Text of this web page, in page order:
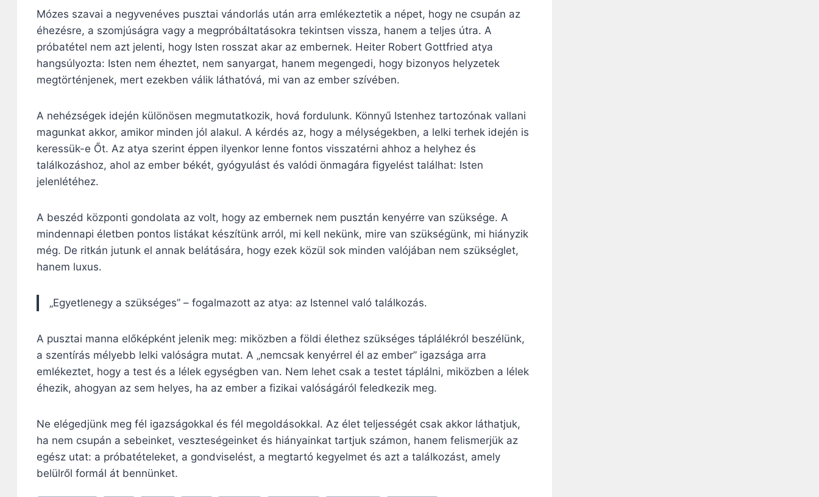
Mózes szavai a negyvenéves pusztai vándorlás után arra emlékeztetik a népet, hogy ne csupán az
éhezésre, a szomjúságra vagy a megpróbáltatásokra tekintsen vissza, hanem a teljes útra. A
próbatétel nem azt jelenti, hogy Isten rosszat akar az embernek. Heiter Robert Gottfried atya
hangsúlyozta: Isten nem éheztet, nem sanyargat, hanem megengedi, hogy bizonyos helyzetek
megtörténjenek, mert ezekben válik láthatóvá, mi van az ember szívében.
A nehézségek idején különösen megmutatkozik, hová fordulunk. Könnyű Istenhez tartozónak vallani
magunkat akkor, amikor minden jól alakul. A kérdés az, hogy a mélységekben, a lelki terhek idején is
keressük-e Őt. Az atya szerint éppen ilyenkor lenne fontos visszatérni ahhoz a helyhez és
találkozáshoz, ahol az ember békét, gyógyulást és valódi önmagára figyelést találhat: Isten
jelenlétéhez.
A beszéd központi gondolata az volt, hogy az embernek nem pusztán kenyérre van szüksége. A
mindennapi életben pontos listákat készítünk arról, mi kell nekünk, mire van szükségünk, mi hiányzik
még. De ritkán jutunk el annak belátására, hogy ezek közül sok minden valójában nem szükséglet,
hanem luxus.
„Egyetlenegy a szükséges” – fogalmazott az atya: az Istennel való találkozás.
A pusztai manna előképként jelenik meg: miközben a földi élethez szükséges táplálékról beszélünk,
a szentírás mélyebb lelki valóságra mutat. A „nemcsak kenyérrel él az ember” igazsága arra
emlékeztet, hogy a test és a lélek egységben van. Nem lehet csak a testet táplálni, miközben a lélek
éhezik, ahogyan az sem helyes, ha az ember a fizikai valóságáról feledkezik meg.
Ne elégedjünk meg fél igazságokkal és fél megoldásokkal. Az élet teljességét csak akkor láthatjuk,
ha nem csupán a sebeinket, veszteségeinket és hiányainkat tartjuk számon, hanem felismerjük az
egész utat: a próbatételeket, a gondviselést, a megtartó kegyelmet és azt a találkozást, amely
belülről formál át bennünket.